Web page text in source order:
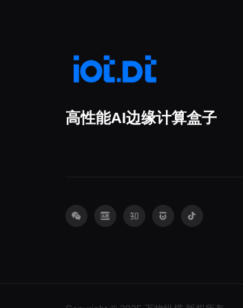
高性能AI边缘计算盒子